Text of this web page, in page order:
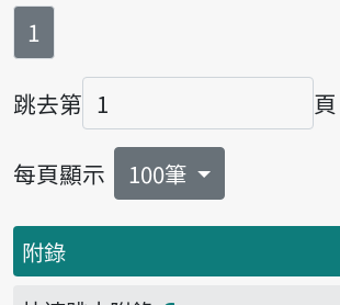
第
1
跳去第
頁碼
頁
每頁顯示 100筆
附錄